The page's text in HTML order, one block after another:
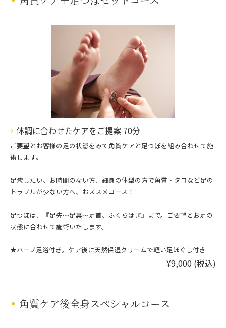
体調に合わせたケアをご提案 70分
ご要望とお客様の足の状態をみて角質ケアと足つぼを組み合わせて施
術します。
足癒したい、お時間のない方、細身の体型の方で角質・タコなど足の
トラブルが少ない方へ、おススメコース！
足つぼは、『足先〜足裏〜足首、ふくらはぎ』まで。ご要望とお足の
状態に合わせて施術いたします。
★ハーブ足浴付き。ケア後に天然保湿クリームで軽い足ほぐし付き
¥9,000 (税込)
角質ケア後全身スペシャルコース